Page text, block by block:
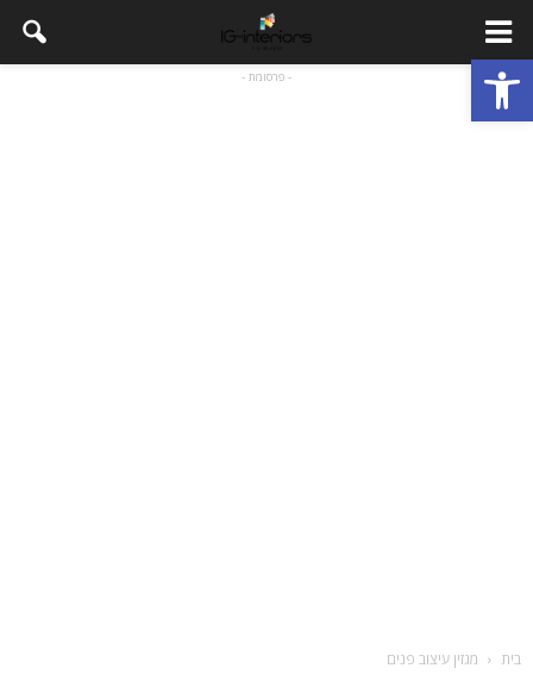
פתח סרגל נגישות - פרסומת -
בית מגזין עיצוב פנים